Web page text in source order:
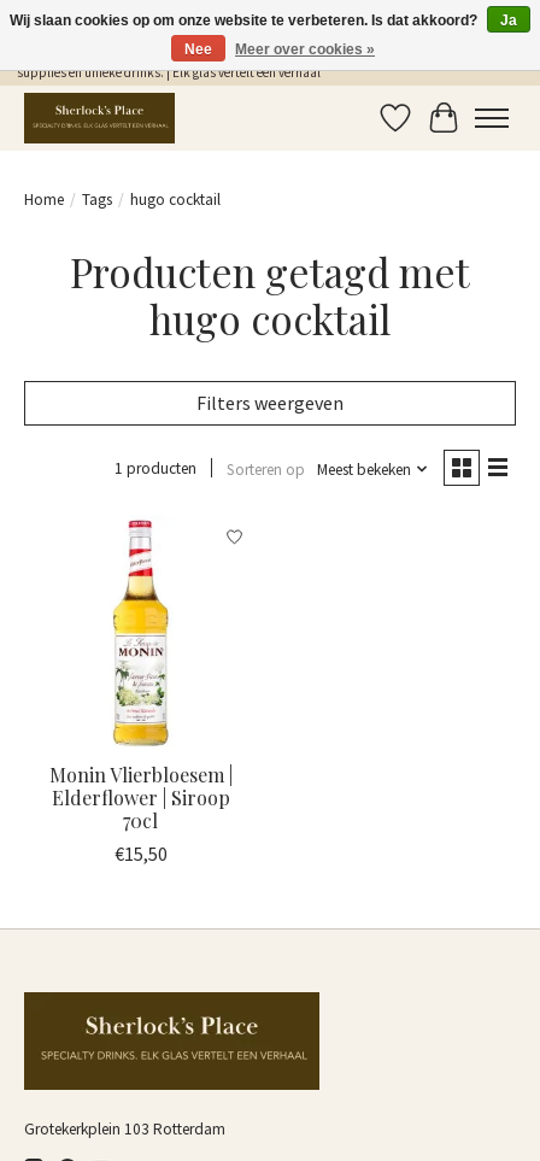
Gratis Verzending in NL vanaf €75,- | Sherlocks Place: dé plek voor MONIN siropen, bar
supplies en unieke drinks. | Elk glas vertelt een verhaal
Verlanglijst
Home / Tags / hugo cocktail
Producten getagd met
hugo cocktail
Filters weergeven
1 producten Sorteren op Meest bekeken
Monin Vlierbloesem |
Elderflower | Siroop
70cl
€15,50
Grotekerkplein 103 Rotterdam
Wij slaan cookies op om onze website te verbeteren. Is dat akkoord?
Ja
Nee
Meer over cookies »